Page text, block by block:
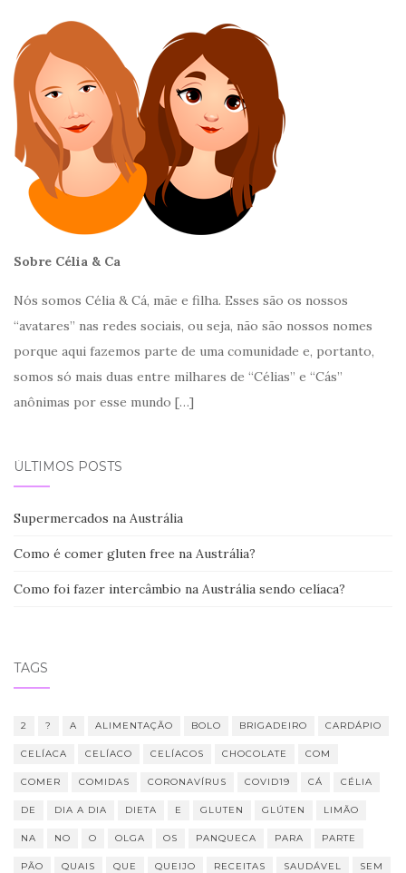
Sobre Célia & Ca
Nós somos Célia & Cá, mãe e filha. Esses são os nossos
“avatares” nas redes sociais, ou seja, não são nossos nomes
porque aqui fazemos parte de uma comunidade e, portanto,
somos só mais duas entre milhares de “Célias” e “Cás”
anônimas por esse mundo […]
ÚLTIMOS POSTS
Supermercados na Austrália
Como é comer gluten free na Austrália?
Como foi fazer intercâmbio na Austrália sendo celíaca?
TAGS
2 ? A ALIMENTAÇÃO BOLO BRIGADEIRO CARDÁPIO
CELÍACA CELÍACO CELÍACOS CHOCOLATE COM
COMER COMIDAS CORONAVÍRUS COVID19 CÁ CÉLIA
DE DIA A DIA DIETA E GLUTEN GLÚTEN LIMÃO
NA NO O OLGA OS PANQUECA PARA PARTE
PÃO QUAIS QUE QUEIJO RECEITAS SAUDÁVEL SEM